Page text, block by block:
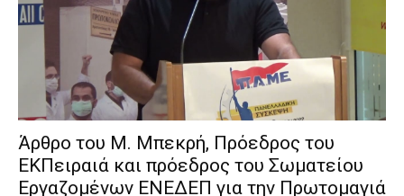
Άρθρο του Μ. Μπεκρή, Πρόεδρος του
ΕΚΠειραιά και πρόεδρος του Σωματείου
Εργαζομένων ΕΝΕΔΕΠ για την Πρωτομαγιά